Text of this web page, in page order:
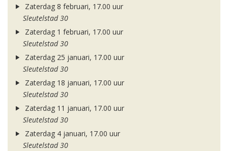
Zaterdag 8 februari, 17.00 uur
Sleutelstad 30
Zaterdag 1 februari, 17.00 uur
Sleutelstad 30
Zaterdag 25 januari, 17.00 uur
Sleutelstad 30
Zaterdag 18 januari, 17.00 uur
Sleutelstad 30
Zaterdag 11 januari, 17.00 uur
Sleutelstad 30
Zaterdag 4 januari, 17.00 uur
Sleutelstad 30